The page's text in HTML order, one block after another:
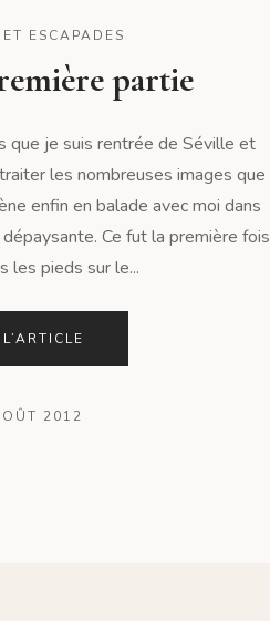
ESCAPADES
partie
que je suis rentrée de Séville et
les nombreuses images que
enfin en balade avec moi dans
Ce fut la première fois
les pieds sur le...
2012